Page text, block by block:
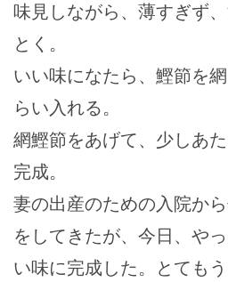
味見しながら、薄すぎず
とく。
いい味になたら、鰹節を
らい入れる。
網鰹節をあげて、少しあた
完成。
妻の出産のための入院か
をしてきたが、今日、や
い味に完成した。とても